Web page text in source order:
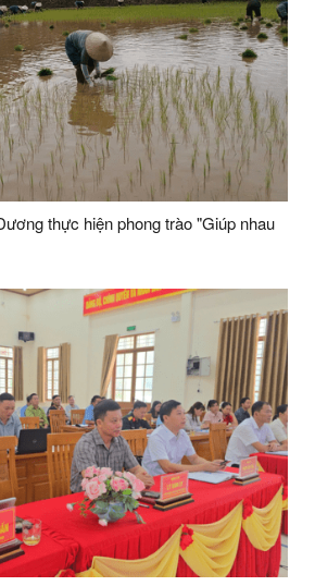
thực hiện phong trào "Giúp nhau